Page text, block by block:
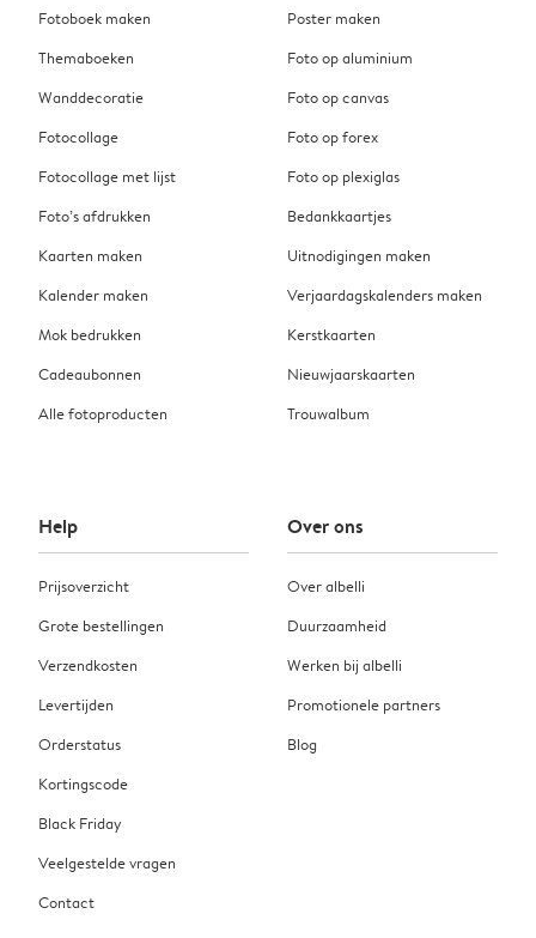
Fotoboek maken
Themaboeken
Wanddecoratie
Fotocollage
Fotocollage met lijst
Foto’s afdrukken
Kaarten maken
Kalender maken
Mok bedrukken
Cadeaubonnen
Alle fotoproducten
Poster maken
Foto op aluminium
Foto op canvas
Foto op forex
Foto op plexiglas
Bedankkaartjes
Uitnodigingen maken
Verjaardagskalenders maken
Kerstkaarten
Nieuwjaarskaarten
Trouwalbum
Help
Prijsoverzicht
Grote bestellingen
Verzendkosten
Levertijden
Orderstatus
Kortingscode
Black Friday
Veelgestelde vragen
Contact
Over ons
Over albelli
Duurzaamheid
Werken bij albelli
Promotionele partners
Blog